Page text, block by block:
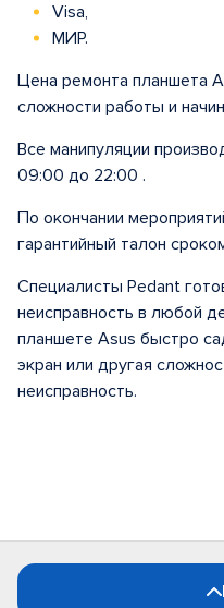
Visa,
МИР.
Цена ремонта планшета
сложности работы и
Все манипуляции
09:00 до 22:00 .
По окончании
гарантийный талон
Специалисты Pedant
неисправность в любой
планшете Asus быстро
экран или другая
неисправность.